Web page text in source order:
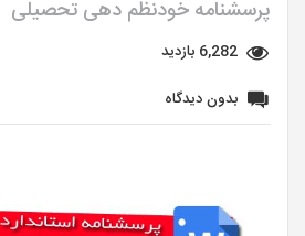
پرسشنامه خودنظم دهی تحصیلی
6,282 بازدید
بدون دیدگاه